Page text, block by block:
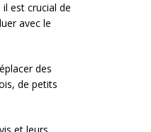
est crucial de
avec le
des
de petits